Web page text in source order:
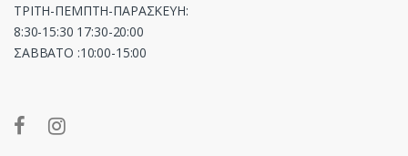
ΤΡΙΤΗ-ΠΕΜΠΤΗ-ΠΑΡΑΣΚΕΥΗ:
8:30-15:30 17:30-20:00
ΣΑΒΒΑΤΟ :10:00-15:00